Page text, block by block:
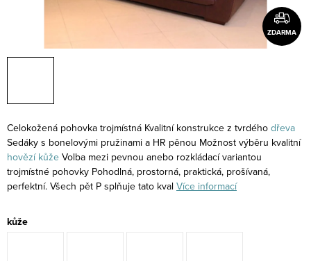
ZDARMA
Celokožená pohovka trojmístná Kvalitní konstrukce z tvrdého dřeva
Sedáky s bonelovými pružinami a HR pěnou Možnost výběru kvalitní
hovězí kůže Volba mezi pevnou anebo rozkládací variantou
trojmístné pohovky Pohodlná, prostorná, praktická, prošívaná,
perfektní. Všech pět P splňuje tato kval Více informací
kůže